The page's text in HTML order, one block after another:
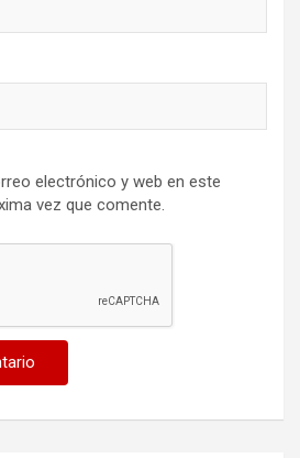
electrónico y web en este
vez que comente.